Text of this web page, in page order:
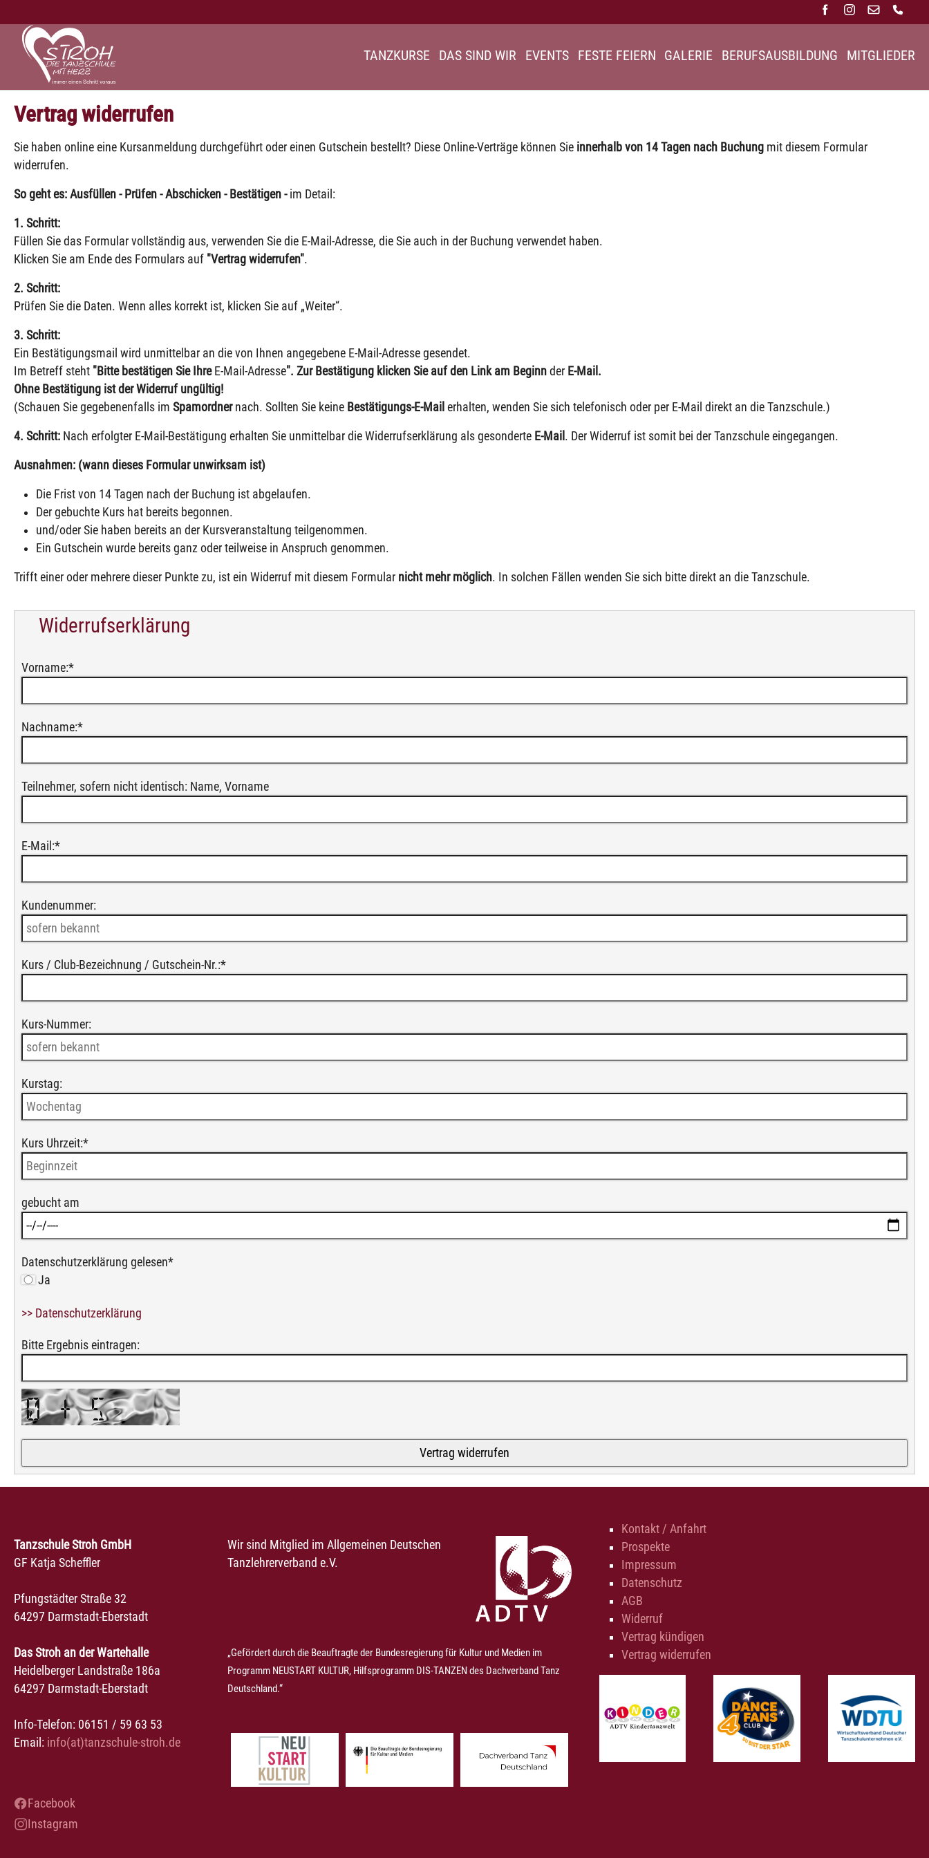
TANZKURSE DAS SIND WIR EVENTS FESTE FEIERN GALERIE BERUFSAUSBILDUNG MITGLIEDER
Vertrag widerrufen
Sie haben online eine Kursanmeldung durchgeführt oder einen Gutschein bestellt? Diese Online-Verträge können Sie innerhalb von 14 Tagen nach Buchung mit diesem Formular
widerrufen.
So geht es: Ausfüllen - Prüfen - Abschicken - Bestätigen - im Detail:
1. Schritt:
Füllen Sie das Formular vollständig aus, verwenden Sie die E-Mail-Adresse, die Sie auch in der Buchung verwendet haben.
Klicken Sie am Ende des Formulars auf "Vertrag widerrufen".
2. Schritt:
Prüfen Sie die Daten. Wenn alles korrekt ist, klicken Sie auf „Weiter“.
3. Schritt:
Ein Bestätigungsmail wird unmittelbar an die von Ihnen angegebene E-Mail-Adresse gesendet.
Im Betreff steht "Bitte bestätigen Sie Ihre E-Mail-Adresse". Zur Bestätigung klicken Sie auf den Link am Beginn der E-Mail .
Ohne Bestätigung ist der Widerruf ungültig!
(Schauen Sie gegebenenfalls im Spamordnernach. Sollten Sie keine Bestätigungs-E-Mail erhalten, wenden Sie sich telefonisch oder per E-Mail direkt an die Tanzschule.)
4. Schritt: Nach erfolgter E-Mail-Bestätigung erhalten Sie unmittelbar die Widerrufserklärung als gesonderte E-Mail . Der Widerruf ist somit bei der Tanzschule eingegangen.
Ausnahmen: (wann dieses Formular unwirksam ist)
Die Frist von 14 Tagen nach der Buchung ist abgelaufen.
Der gebuchte Kurs hat bereits begonnen.
und/oder Sie haben bereits an der Kursveranstaltung teilgenommen.
Ein Gutschein wurde bereits ganz oder teilweise in Anspruch genommen.
Trifft einer oder mehrere dieser Punkte zu, ist ein Widerruf mit diesem Formular nicht mehr möglich. In solchen Fällen wenden Sie sich bitte direkt an die Tanzschule.
Widerrufserklärung
Vorname:*
Nachname:*
Teilnehmer, sofern nicht identisch: Name, Vorname
E-Mail:*
Kundenummer:
Kurs / Club-Bezeichnung / Gutschein-Nr.:*
Kurs-Nummer:
Kurstag:
Kurs Uhrzeit:*
gebucht am
Datenschutzerklärung gelesen*
Ja
>> Datenschutzerklärung
Bitte Ergebnis eintragen:
Tanzschule Stroh GmbH
GF Katja Scheffler
Pfungstädter Straße 32
64297 Darmstadt-Eberstadt
Das Stroh an der Wartehalle
Heidelberger Landstraße 186a
64297 Darmstadt-Eberstadt
Info-Telefon: 06151 / 59 63 53
Email: info(at)tanzschule-stroh.de
Facebook
Instagram
Wir sind Mitglied im Allgemeinen Deutschen
Tanzlehrerverband e.V.
„Gefördert durch die Beauftragte der Bundesregierung für Kultur und Medien im
Programm NEUSTART KULTUR, Hilfsprogramm DIS-TANZEN des Dachverband Tanz
Deutschland.“
Kontakt / Anfahrt
Prospekte
Impressum
Datenschutz
AGB
Widerruf
Vertrag kündigen
Vertrag widerrufen